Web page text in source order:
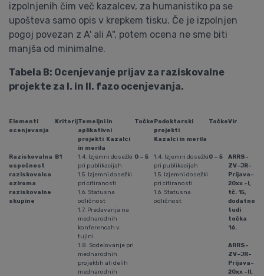
izpolnjenih čim več kazalcev, za humanistiko pa se
upošteva samo opis v krepkem tisku. Če je izpolnjen
pogoj povezan z A' ali A", potem ocena ne sme biti
manjša od minimalne.
Tabela B: Ocenjevanje prijav za raziskovalne
projekte za I. in II. fazo ocenjevanja.
Elementi
ocenjevanja
KriterijTemeljni in
aplikativni
projekti Kazalci
in merila
TočkePodoktorski
projekti
Kazalci in merila
TočkeVir
Raziskovalna
uspešnost
raziskovalca
oziroma
raziskovalne
skupine
B1
1.4. Izjemni dosežki
pri publikacijah
1.5. Izjemni dosežki
pri citiranosti
1.6. Statusna
odličnost
1.7. Predavanja na
mednarodnih
konferencah v
tujini
1.8. Sodelovanje pri
med­na­rod­nih
projektih ali delih
med­na­rod­nih
0 – 5
1.4. Izjemni dosežki
pri publikacijah
1.5. Izjemni dosežki
pri citiranosti
1.6. Statusna
odličnost
0 – 5
ARRS-
ZV-JR-
Prijava-
20xx -I,
tč. 15,
dodatno
tudi
točka
16.
ARRS-
ZV-JR-
Prijava-
20xx -II,